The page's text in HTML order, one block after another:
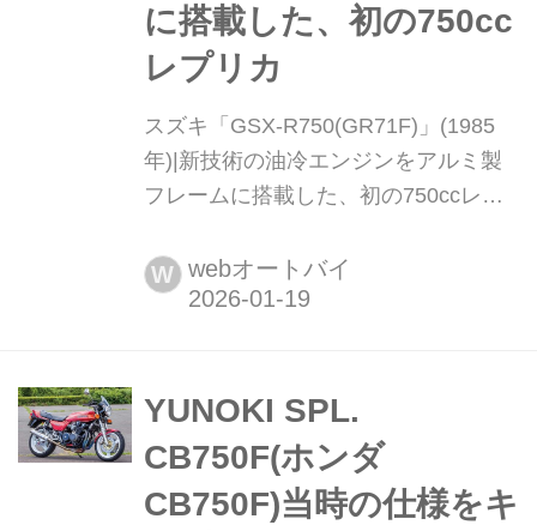
に搭載した、初の750cc
レプリカ
スズキ「GSX-R750(GR71F)」(1985
年)|新技術の油冷エンジンをアルミ製
フレームに搭載した、初の750ccレプ
冷から水冷へとエンジンの冷却方式が
変化してきた1980年代。しかし、耐久
して油冷を開発した。こうして生まれ
たGSX-R750は大ヒットするととも
に、世界中のレースで大いに活躍した
の...
W webオートバイ
YUNOKI SPL.
CB750F(ホンダ
CB750F)当時の仕様をキ